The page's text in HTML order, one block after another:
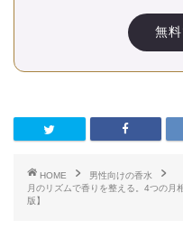
無
HOME
男性向けの香水
月のリズムで香りを整える。4つの月
版】